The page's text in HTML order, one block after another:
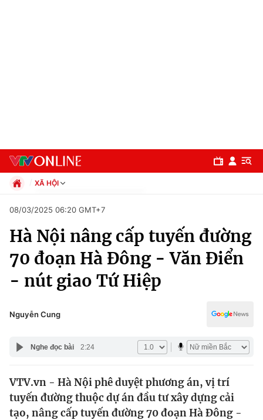
Chuyên mục
Chính trị
Thế giới
XÃ HỘI
Xã hội
Pháp luật
Kinh tế
Thể thao
Truyền hình
Văn hóa - Giải trí
Đời sống
Giáo dục
08/03/2025 06:20 GMT+7
Hà Nội nâng cấp tuyến đường
70 đoạn Hà Đông - Văn Điển
- nút giao Tứ Hiệp
Nguyễn Cung
Nghe đọc bài 2:24
VTV.vn - Hà Nội phê duyệt phương án, vị trí
tuyến đường thuộc dự án đầu tư xây dựng cải
tạo, nâng cấp tuyến đường 70 đoạn Hà Đông -